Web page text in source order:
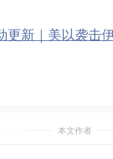
更新｜美以袭击
本文作者